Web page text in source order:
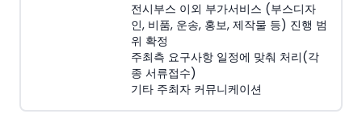
전시부스 이외 부가서비스 (부스디자
인, 비품, 운송, 홍보, 제작물 등) 진행 범
위 확정
주최측 요구사항 일정에 맞춰 처리(각
종 서류접수)
기타 주최자 커뮤니케이션